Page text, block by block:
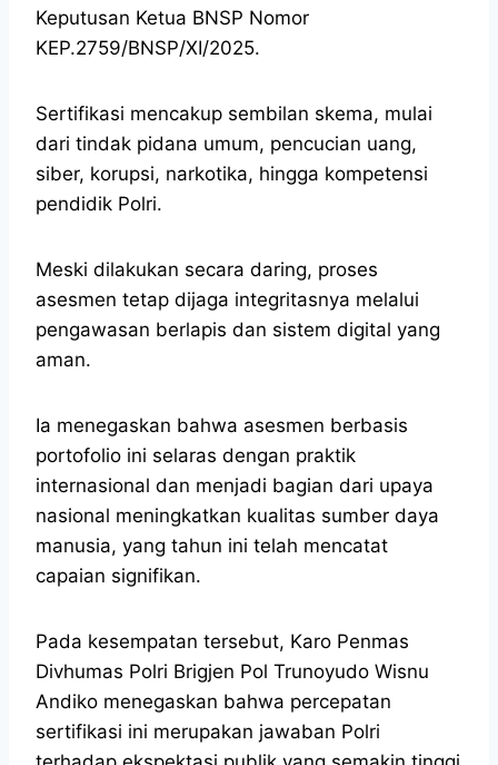
Keputusan Ketua BNSP Nomor
KEP.2759/BNSP/XI/2025.
Sertifikasi mencakup sembilan skema, mulai
dari tindak pidana umum, pencucian uang,
siber, korupsi, narkotika, hingga kompetensi
pendidik Polri.
Meski dilakukan secara daring, proses
asesmen tetap dijaga integritasnya melalui
pengawasan berlapis dan sistem digital yang
aman.
Ia menegaskan bahwa asesmen berbasis
portofolio ini selaras dengan praktik
internasional dan menjadi bagian dari upaya
nasional meningkatkan kualitas sumber daya
manusia, yang tahun ini telah mencatat
capaian signifikan.
Pada kesempatan tersebut, Karo Penmas
Divhumas Polri Brigjen Pol Trunoyudo Wisnu
Andiko menegaskan bahwa percepatan
sertifikasi ini merupakan jawaban Polri